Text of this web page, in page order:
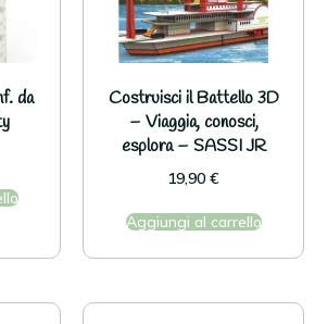
da
Costruisci il Battello 3D
– Viaggia, conosci,
esplora – SASSI JR
19,90 €
Aggiungi al carrello